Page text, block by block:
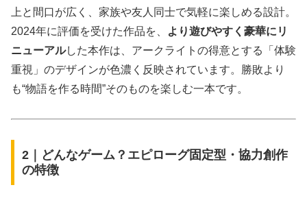
上と間口が広く、家族や友人同士で気軽に楽しめる設計。
2024年に評価を受けた作品を、
より遊びやすく豪華にリ
ニューアルした本作は、アークライトの得意とする「体験
重視」のデザインが色濃く反映されています。勝敗より
も“物語を作る時間”そのものを楽しむ一本です。
2｜どんなゲーム？エピローグ固定型・協力創作
の特徴